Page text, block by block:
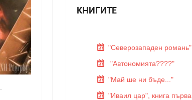
КНИГИТЕ
"Северозападен романь"
"Автономията????"
"Май ше ни бъде..."
"Иваил цар", книга първа